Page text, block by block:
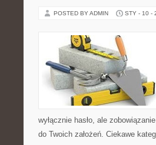
POSTED BY ADMIN STY - 10 -
wyłącznie hasło, ale
do Twoich założeń. Ciekawe